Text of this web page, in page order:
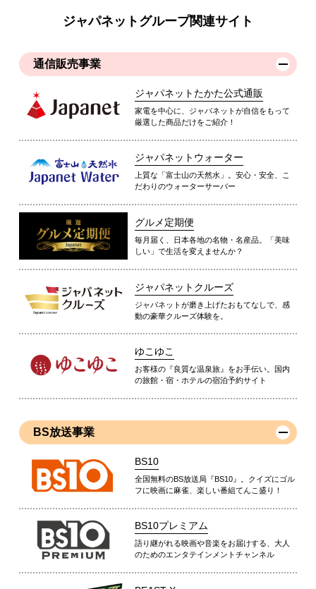
ジャパネットグループ関連サイト
通信販売事業
ジャパネットたかた公式通販
家電を中心に、ジャパネットが自信をもって
厳選した商品だけをご紹介！
ジャパネットウォーター
上質な「富士山の天然水」。安心・安全、こ
だわりのウォーターサーバー
グルメ定期便
毎月届く、日本各地の名物・名産品。「美味
しい」で生活を変えませんか？
ジャパネットクルーズ
ジャパネットが磨き上げたおもてなしで、感
動の豪華クルーズ体験を。
ゆこゆこ
お客様の『良質な温泉旅』をお手伝い。国内
の旅館・宿・ホテルの宿泊予約サイト
BS放送事業
BS10
全国無料のBS放送局『BS10』。クイズにゴル
フに映画に麻雀、楽しい番組てんこ盛り！
BS10プレミアム
語り継がれる映画や音楽をお届けする、大人
のためのエンタテインメントチャンネル